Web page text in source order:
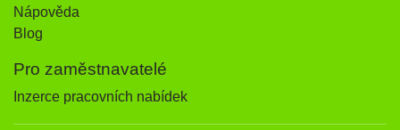
Nápověda
Blog
Pro zaměstnavatelé
Inzerce pracovních nabídek